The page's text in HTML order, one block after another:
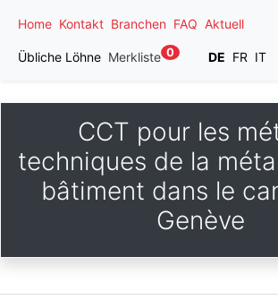
Home Kontakt Branchen FAQ Aktuell
Übliche Löhne Merkliste 0 DE FR IT
CCT pour les
techniques de la
bâtiment dans le
Genève